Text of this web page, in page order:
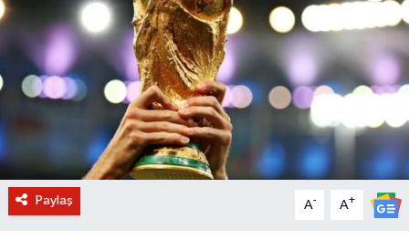
Paylaş A- A+
KURUMSAL